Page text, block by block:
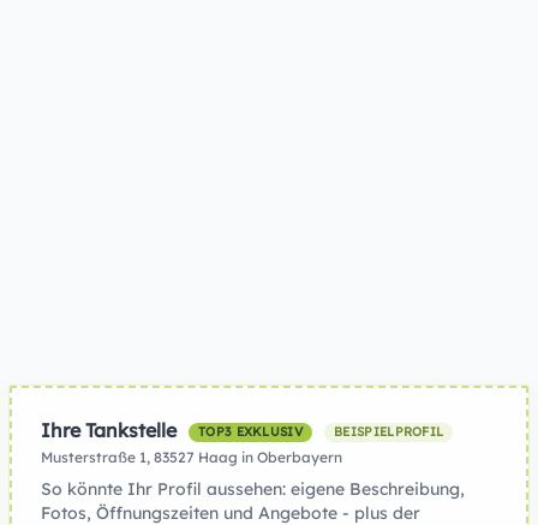
Ihre Tankstelle TOP3 EXKLUSIV BEISPIELPROFIL
Musterstraße 1, 83527 Haag in Oberbayern
So könnte Ihr Profil aussehen: eigene Beschreibung,
Fotos, Öffnungszeiten und Angebote - plus der